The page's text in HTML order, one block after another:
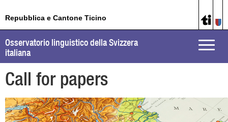
Repubblica e Cantone Ticino
Toggle
Osservatorio linguistico della Svizzera
italiana
Call for papers